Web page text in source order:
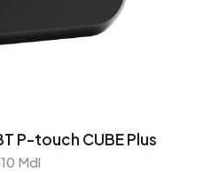
P-touch CUBE Plus
Mdl